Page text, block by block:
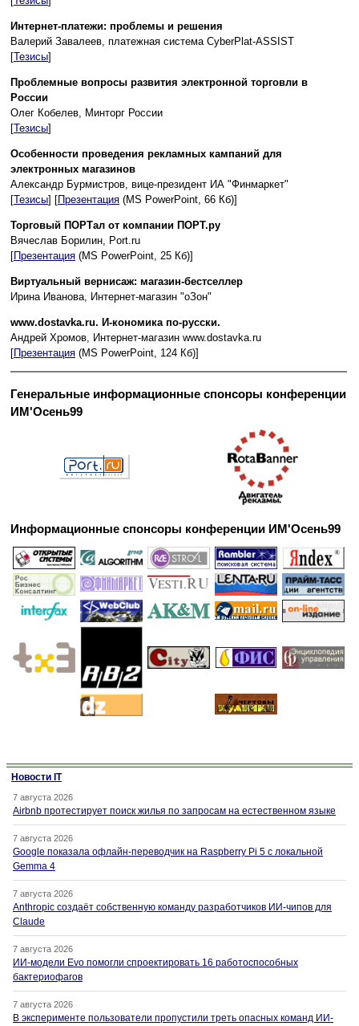
Интернет-платежи: проблемы и решения
Валерий Завалеев, платежная система CyberPlat-ASSIST
[Тезисы]
Проблемные вопросы развития электронной торговли в
России
Олег Кобелев, Минторг России
[Тезисы]
Особенности проведения рекламных кампаний для
электронных магазинов
Александр Бурмистров, вице-президент ИА "Финмаркет"
[Тезисы] [Презентация (MS PowerPoint, 66 Кб)]
Торговый ПОРТал от компании ПОРТ.ру
Вячеслав Борилин, Port.ru
[Презентация (MS PowerPoint, 25 Кб)]
Виртуальный вернисаж: магазин-бестселлер
Ирина Иванова, Интернет-магазин "оЗон"
www.dostavka.ru. И-кономика по-русски.
Андрей Хромов, Интернет-магазин www.dostavka.ru
[Презентация (MS PowerPoint, 124 Кб)]
Генеральные информационные спонсоры конференции
ИМ'Осень99
Информационные спонсоры конференции ИМ'Осень99
Новости IT
7 августа 2026
Airbnb протестирует поиск жилья по запросам на естественном языке
7 августа 2026
Google показала офлайн-переводчик на Raspberry Pi 5 с локальной
Gemma 4
7 августа 2026
Anthropic создаёт собственную команду разработчиков ИИ-чипов для
Claude
7 августа 2026
ИИ-модели Evo помогли спроектировать 16 работоспособных
бактериофагов
7 августа 2026
В эксперименте пользователи пропустили треть опасных команд ИИ-